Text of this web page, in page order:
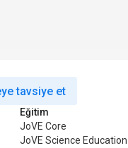
tavsiye et
Eğitim
JoVE Core
JoVE Science Education